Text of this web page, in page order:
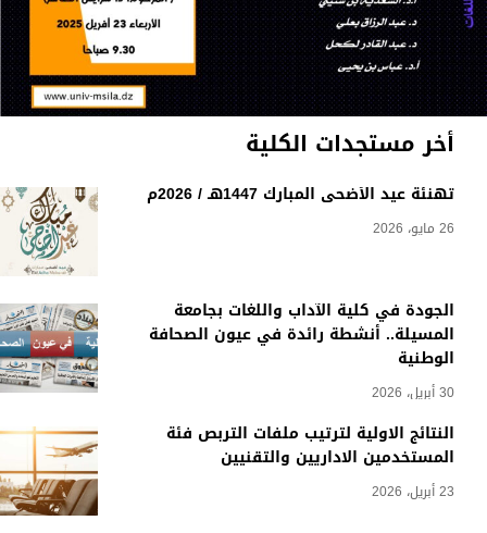
أخر مستجدات الكلية
تهنئة عيد الأضحى المبارك 1447هـ / 2026م
26 مايو، 2026
الجودة في كلية الآداب واللغات بجامعة
المسيلة.. أنشطة رائدة في عيون الصحافة
الوطنية
30 أبريل، 2026
النتائج الاولية لترتيب ملفات التربص فئة
المستخدمين الاداريين والتقنيين
23 أبريل، 2026